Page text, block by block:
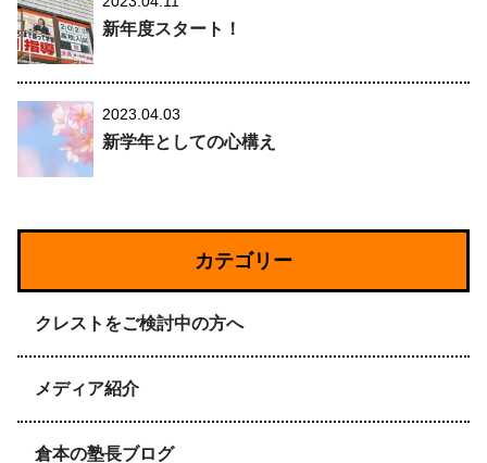
新年度スタート！
2023.04.03
新学年としての心構え
カテゴリー
クレストをご検討中の方へ
メディア紹介
倉本の塾長ブログ